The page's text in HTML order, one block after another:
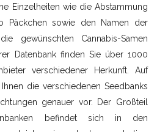
Einzelheiten wie die Abstammung
Päckchen sowie den Namen der
gewünschten Cannabis-Samen
Datenbank finden Sie über 1000
verschiedener Herkunft. Auf
die verschiedenen Seedbanks
genauer vor. Der Großteil
befindet sich in den